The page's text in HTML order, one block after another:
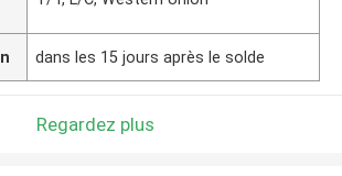
dans les 15 jours après le solde
Regardez plus